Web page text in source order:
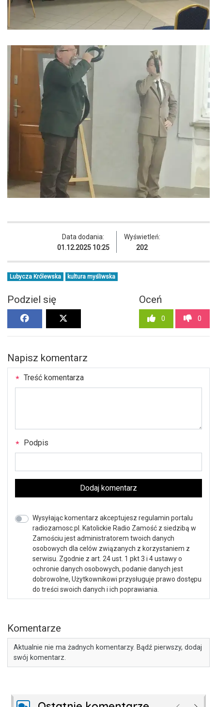
Data dodania:
01.12.2025 10:25
Wyświetleń:
202
Lubycza Królewska kultura myśliwska
Podziel się Oceń
0 0
Napisz komentarz
Treść komentarza
Podpis
Dodaj komentarz
Wysyłając komentarz akceptujesz regulamin portalu
radiozamosc.pl. Katolickie Radio Zamość z siedzibą w
Zamościu jest administratorem twoich danych
osobowych dla celów związanych z korzystaniem z
serwisu. Zgodnie z art. 24 ust. 1 pkt 3 i 4 ustawy o
ochronie danych osobowych, podanie danych jest
dobrowolne, Użytkownikowi przysługuje prawo dostępu
do treści swoich danych i ich poprawiania.
Komentarze
Aktualnie nie ma żadnych komentarzy. Bądź pierwszy, dodaj
swój komentarz.